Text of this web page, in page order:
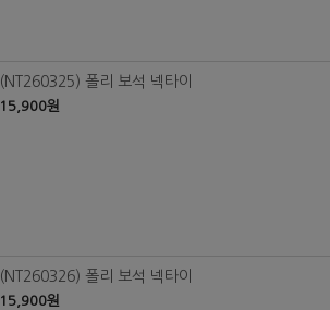
(NT260325) 폴리 보석 넥타이
15,900원
(NT260326) 폴리 보석 넥타이
15,900원